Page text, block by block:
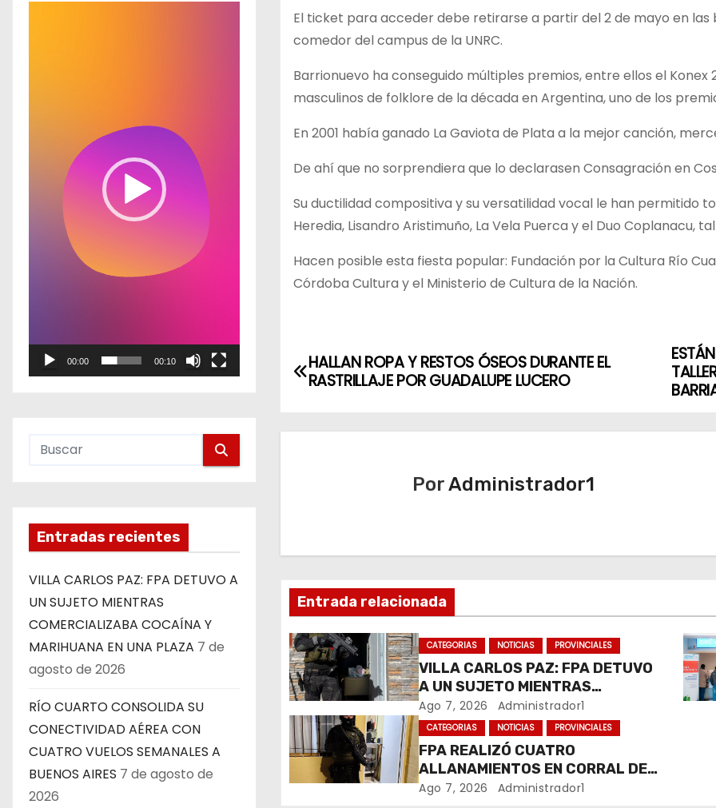
d
00:00 00:10
Entradas recientes
VILLA CARLOS PAZ: FPA DETUVO A
UN SUJETO MIENTRAS
COMERCIALIZABA COCAÍNA Y
MARIHUANA EN UNA PLAZA 7 de
agosto de 2026
RÍO CUARTO CONSOLIDA SU
CONECTIVIDAD AÉREA CON
CUATRO VUELOS SEMANALES A
BUENOS AIRES 7 de agosto de
2026
El ticket para acceder debe retirarse a partir del 2 de mayo en
comedor del campus de la UNRC.
Barrionuevo ha conseguido múltiples premios, entre ellos el
masculinos de folklore de la década en Argentina, uno de los
En 2001 había ganado La Gaviota de Plata a la mejor canción,
De ahí que no sorprendiera que lo declarasen Consagración en
Su ductilidad compositiva y su versatilidad vocal le han permitido
Heredia, Lisandro Aristimuño, La Vela Puerca y el Duo Coplanacu,
Hacen posible esta fiesta popular: Fundación por la Cultura Río
Córdoba Cultura y el Ministerio de Cultura de la Nación.
N
v
c
i
ó
n
d
e
e
HALLAN ROPA Y RESTOS ÓSEOS DURANTE EL
RASTRILLAJE POR GUADALUPE LUCERO
PorAdministrador1
Entrada relacionada
CATEGORIAS NOTICIAS PROVINCIALES
VILLA CARLOS PAZ: FPA DETUVO
A UN SUJETO MIENTRAS
COMERCIALIZABA COCAÍNA Y
MARIHUANA EN UNA PLAZA
Ago 7, 2026 Administrador1
CATEGORIAS NOTICIAS PROVINCIALES
FPA REALIZÓ CUATRO
ALLANAMIENTOS EN CORRAL DE
BUSTOS-IFFLINGER
Ago 7, 2026 Administrador1